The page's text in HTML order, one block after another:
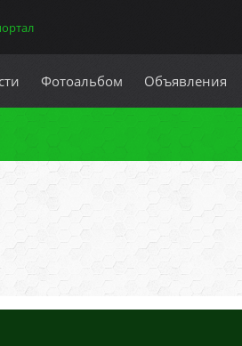
Фотоальбом Объявления